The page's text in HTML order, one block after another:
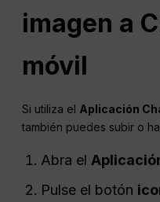
imagen a
móvil
Si utiliza el Aplicación
también puedes subir o
Abra el
Pulse el botón